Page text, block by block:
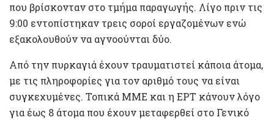
που βρίσκονταν στο τμήμα παραγωγής. Λίγο πριν τις
9:00 εντοπίστηκαν τρεις σοροί εργαζομένων ενώ
εξακολουθούν να αγνοούνται δύο.
Από την πυρκαγιά έχουν τραυματιστεί κάποια άτομα,
με τις πληροφορίες για τον αριθμό τους να είναι
συγκεχυμένες. Τοπικά ΜΜΕ και η ΕΡΤ κάνουν λόγο
για έως 8 άτομα που έχουν μεταφερθεί στο Γενικό